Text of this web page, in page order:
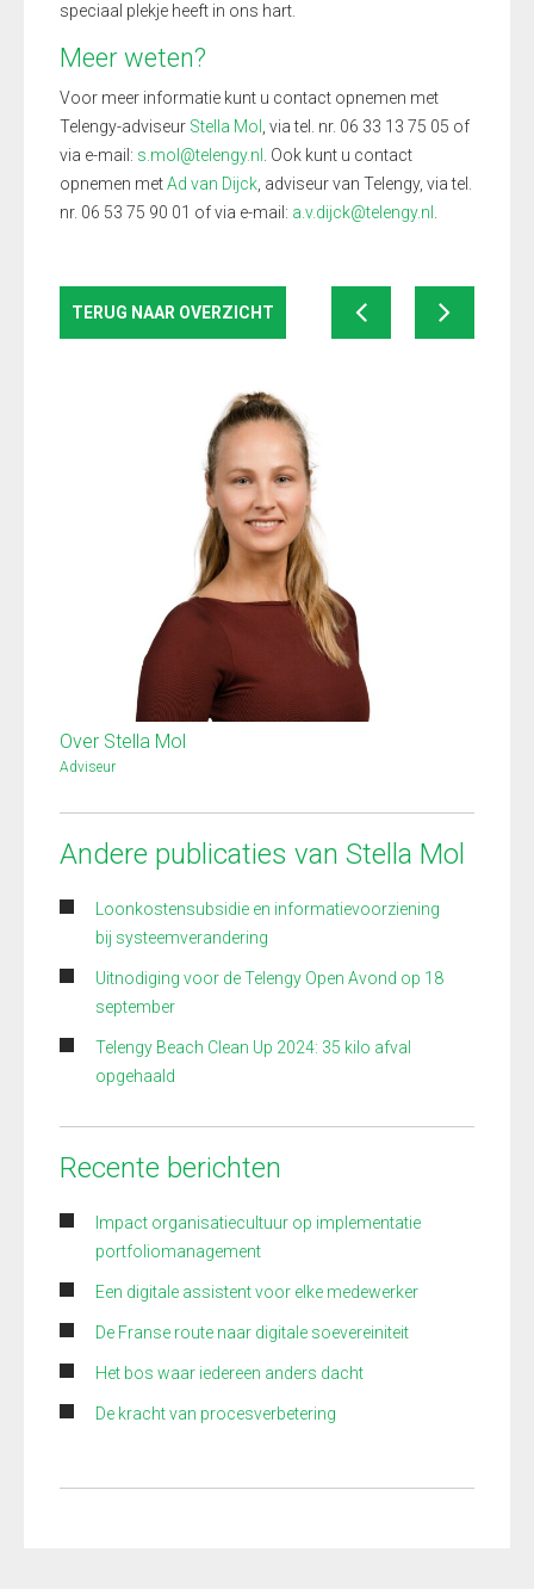
speciaal plekje heeft in ons hart.
Meer weten?
Voor meer informatie kunt u contact opnemen met
Telengy-adviseur Stella Mol
, via tel. nr. 06 33 13 75 05 of
via e-mail: s.mol@telengy.nl
. Ook kunt u contact
opnemen metAd van Dijck , adviseur van Telengy, via tel.
nr. 06 53 75 90 01 of via e-mail: a.v.dijck@telengy.nl
TERUG NAAR OVERZICHT
Over Stella Mol
Adviseur
Andere publicaties van Stella Mol
Loonkostensubsidie en informatievoorziening
bij systeemverandering
Uitnodiging voor de Telengy Open Avond op 18
september
Telengy Beach Clean Up 2024: 35 kilo afval
opgehaald
Recente berichten
Impact organisatiecultuur op implementatie
portfoliomanagement
Een digitale assistent voor elke medewerker
De Franse route naar digitale soevereiniteit
Het bos waar iedereen anders dacht
De kracht van procesverbetering